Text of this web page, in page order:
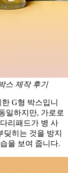
스 제작 후기
G형 박스입니
일하지만, 가로로
리패드가 병 사
히는 것을 방지
을 보여 줍니다.